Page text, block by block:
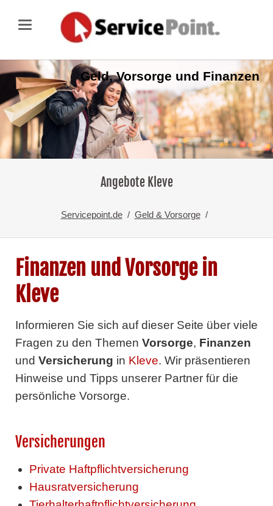
Geld, Vorsorge und Finanzen
Angebote Kleve
Servicepoint.de Geld & Vorsorge
Finanzen und Vorsorge in
Kleve
Informieren Sie sich auf dieser Seite über viele
Fragen zu den Themen Vorsorge, Finanzen
und Versicherung in Kleve. Wir präsentieren
Hinweise und Tipps unserer Partner für die
persönliche Vorsorge.
Versicherungen
Private Haftpflichtversicherung
Hausratversicherung